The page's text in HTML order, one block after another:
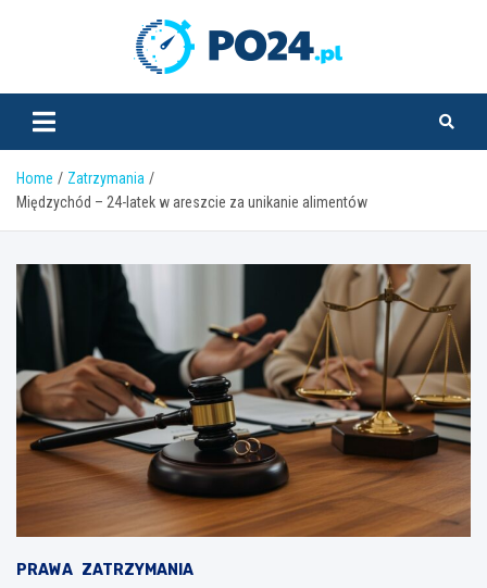
Home
Zatrzymania
Międzychód – 24-latek w areszcie za unikanie alimentów
PRAWA ZATRZYMANIA